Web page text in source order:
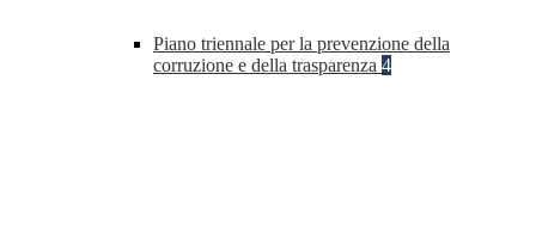
Piano triennale per la prevenzione della
corruzione e della trasparenza 4